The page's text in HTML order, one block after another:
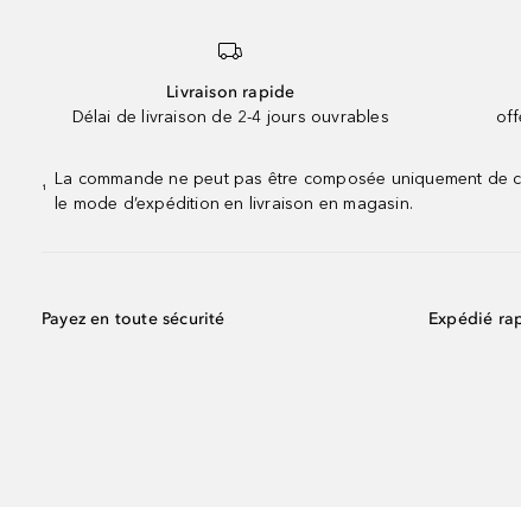
Livraison rapide
Délai de livraison de 2-4 jours ouvrables
¹
La commande ne peut pas être composée uniquement
le mode d’expédition en livraison en magasin.
Payez en toute sécurité Expédié